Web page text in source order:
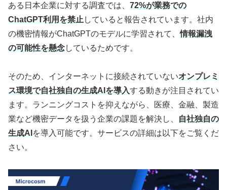
ある日本企業に対する調査では、 72%が業務での
ChatGPT利用を禁止 していると報告されています。社内
の機密情報がChatGPTのモデルに学習されて、情報漏洩
の可能性を懸念しているためです。
そのため、インターネットに接続されていないオンプレミ
ス環境で自社独自の生成AIを導入する動きが注目されてい
ます。ランニングコストを抑えながら、医療、金融、製造
業など機密データを扱う企業の課題を解決し、
自社独自の
生成AI を導入可能です。サービスの詳細は以下をご覧くだ
さい。